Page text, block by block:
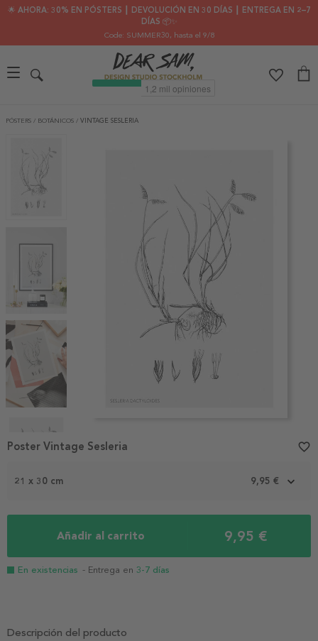
🌟 AHORA: 30% EN PÓSTERS ┃ DEVOLUCIÓN EN 30 DÍAS ┃ ENTREGA EN 2–7
DÍAS 📦✨
Code: SUMMER30, hasta el 9/8
PÓSTERS / BOTÁNICOS / VINTAGE SESLERIA
1
21 x 30 cm 9,95 €
Añadir al carrito 9,95 €
En existencias - Entrega en 3-7 días
Poster Vintage Sesleria favorite_border
Descripción del producto